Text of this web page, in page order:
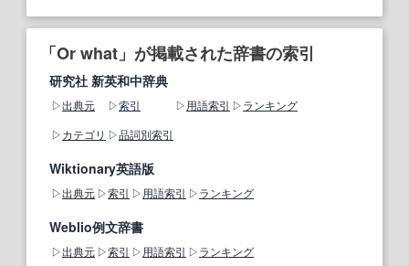
「Or what」が掲載された辞書の索引
研究社 新英和中辞典
出典元 索引 用語索引
ランキング
カテゴリ
品詞別索引
Wiktionary英語版
出典元 索引 用語索引 ランキング
Weblio例文辞書
出典元 索引 用語索引 ランキング